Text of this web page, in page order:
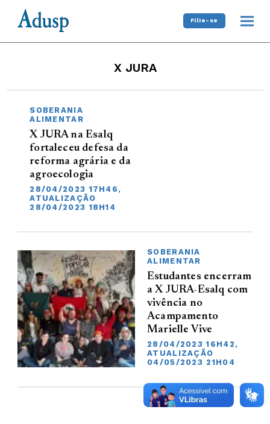
Filie-se
X JURA
SOBERANIA
ALIMENTAR
X JURA na Esalq
fortaleceu defesa da
reforma agrária e da
agroecologia
28/04/2023 17H46,
ATUALIZAÇÃO
28/04/2023 18H14
SOBERANIA
ALIMENTAR
Estudantes encerram
a X JURA-Esalq com
vivência no
Acampamento
Marielle Vive
28/04/2023 16H42,
ATUALIZAÇÃO
04/05/2023 21H04